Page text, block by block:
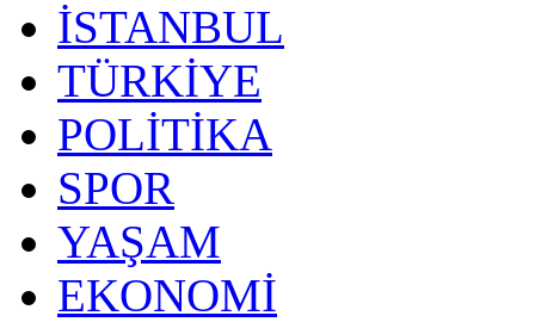
İSTANBUL
TÜRKİYE
POLİTİKA
SPOR
YAŞAM
EKONOMİ